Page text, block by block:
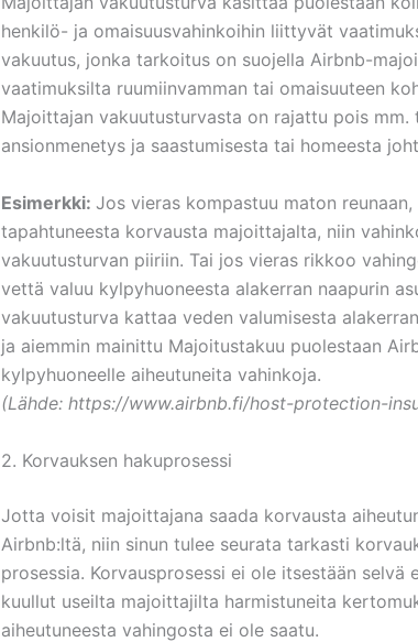
henkilö- ja omaisuusvahinkoihin liittyvät
vakuutus, jonka tarkoitus on suojella Airbnb-
vaatimuksilta ruumiinvamman tai omaisuuteen
Majoittajan vakuutusturvasta on rajattu pois
ansionmenetys ja saastumisesta tai homeesta
Esimerkki: Jos vieras kompastuu maton
tapahtuneesta korvausta majoittajalta, niin
vakuutusturvan piiriin. Tai jos vieras rikkoo
vettä valuu kylpyhuoneesta alakerran naapurin
vakuutusturva kattaa veden valumisesta
ja aiemmin mainittu Majoitustakuu puolestaan
kylpyhuoneelle aiheutuneita vahinkoja.
(Lähde: https://www.airbnb.fi/host-protection-
2. Korvauksen hakuprosessi
Jotta voisit majoittajana saada korvausta
Airbnb:ltä, niin sinun tulee seurata tarkasti
prosessia. Korvausprosessi ei ole itsestään selvä
kuullut useilta majoittajilta harmistuneita
aiheutuneesta vahingosta ei ole saatu.